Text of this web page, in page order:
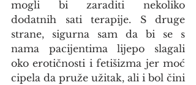
mogli bi zaraditi nekoliko
dodatnih sati terapije. S druge
strane, sigurna sam da bi se s
nama pacijentima lijepo slagali
oko erotičnosti i fetišizma jer moć
cipela da pruže užitak, ali i bol čini